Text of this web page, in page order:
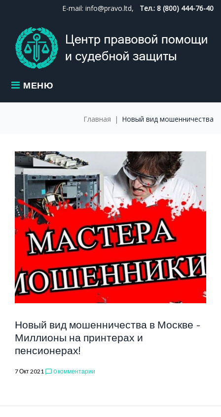
content
E-mail: info@pravo.ltd, Тел.: 8 (800) 444-76-40
МЕНЮ
Главная | Новый вид мошенничества
МЕТКА:
НОВЫЙ
ВИД
Новый вид мошенничества в Москве -
Миллионы на принтерах и
пенсионерах!
7 Окт 2021 chat_bubble_outline 0 комментарии